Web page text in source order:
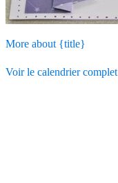
More about {title}
Voir le calendrier complet